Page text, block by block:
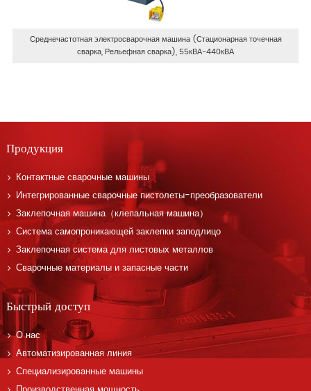
Среднечастотная электросварочная машина (Стационарная точечная
сварка, Рельефная сварка), 55кВА-440кВА
Продукция
Контактные сварочные машины
Интегрированные сварочные пистолеты-преобразователи
Заклепочная машина（клепальная машина）
Система самопроникающей заклепки заподлицо
Заклепочная система для листовых металлов
Сварочные материалы и запасные части
Быстрый доступ
О нас
Автоматизированная линия
Специализированные машины